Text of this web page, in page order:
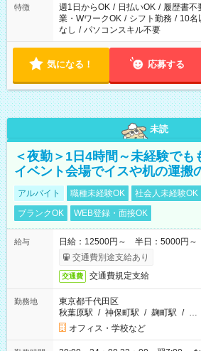
特徴 週1日からOK / 日払いOK / 履歴書不
業・WワークOK / シフト勤務 / 10名
なし / パソコンスキル不要
気になる！ 応募する
未読
＜夜勤＞1日4時間～未経験でも
イベント会場でイスや机の運搬
アルバイト 職種未経験OK 社会人未経験OK
ブランクOK
WEB登録・面接OK
給与
日給：12500円～ 半日：5000円～
交通費別途支給あり
交通費 交通費規定支給
勤務地
東京都千代田区
秋葉原駅 / 神保町駅 / 麹町駅 / …
オフィス・学校など